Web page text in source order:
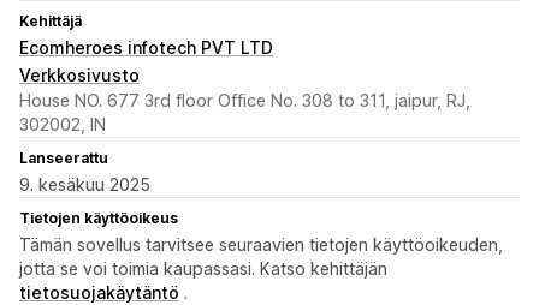
Kehittäjä
Ecomheroes infotech PVT LTD
Verkkosivusto
House NO. 677 3rd floor Office No. 308 to 311, jaipur, RJ,
302002, IN
Lanseerattu
9. kesäkuu 2025
Tietojen käyttöoikeus
Tämän sovellus tarvitsee seuraavien tietojen käyttöoikeuden,
jotta se voi toimia kaupassasi. Katso kehittäjän
tietosuojakäytäntö .